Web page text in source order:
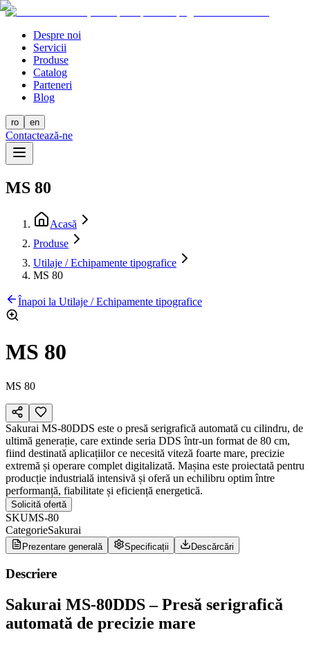
Despre noi
Servicii
Produse
Catalog
Parteneri
Blog
ro en
Contactează-ne
MS 80
Acasă
Produse
Utilaje / Echipamente tipografice
MS 80
Înapoi la Utilaje / Echipamente tipografice
MS 80
MS 80
Sakurai MS-80DDS este o presă serigrafică automată cu cilindru, de
ultimă generație, care extinde seria DDS într-un format de 80 cm,
fiind destinată aplicațiilor ce necesită viteză foarte mare, precizie
extremă și operare complet digitalizată. Mașina este proiectată pentru
producție industrială intensivă și oferă un echilibru optim între
performanță, fiabilitate și eficiență energetică.
Solicită ofertă
SKUMS-80
CategorieSakurai
Prezentare generală Specificații Descărcări
Descriere
Sakurai MS-80DDS – Presă serigrafică
automată de precizie mare